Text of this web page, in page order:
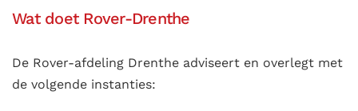
Wat doet Rover-Drenthe
De Rover-afdeling Drenthe adviseert en overlegt met
de volgende instanties: